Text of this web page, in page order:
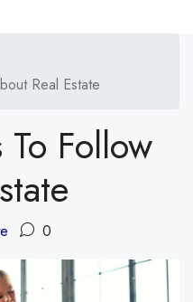
Real Estate
Follow
0